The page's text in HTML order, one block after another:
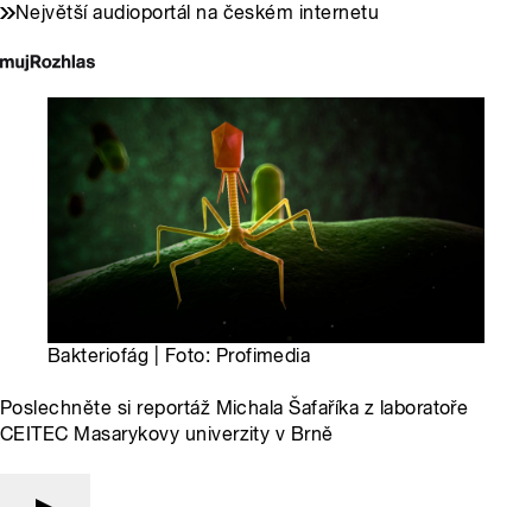
Největší audioportál na českém internetu
Bakteriofág | Foto: Profimedia
Poslechněte si reportáž Michala Šafaříka z laboratoře
CEITEC Masarykovy univerzity v Brně